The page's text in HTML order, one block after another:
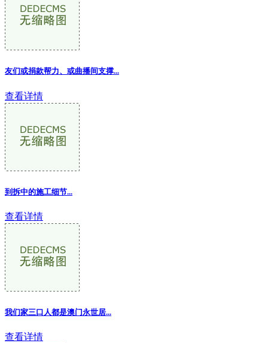
友们或捐款帮力、或曲播间支撑...
查看详情
到拆中的施工细节...
查看详情
我们家三口人都是澳门永世居...
查看详情